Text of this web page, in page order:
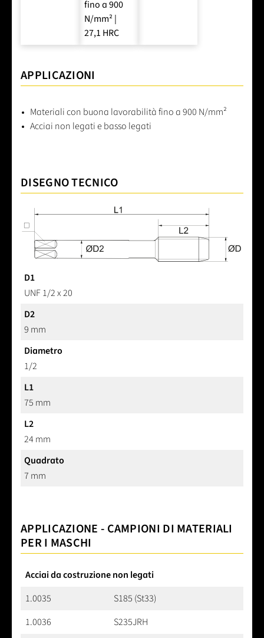
fino a 900
N/mm² |
27,1 HRC
APPLICAZIONI
Materiali con buona lavorabilità fino a 900 N/mm²
Acciai non legati e basso legati
DISEGNO TECNICO
D1
UNF 1/2 x 20
D2
9 mm
Diametro
1/2
L1
75 mm
L2
24 mm
Quadrato
7 mm
APPLICAZIONE - CAMPIONI DI MATERIALI
PER I MASCHI
Acciai da costruzione non legati
1.0035
S185 (St33)
1.0036
S235JRH